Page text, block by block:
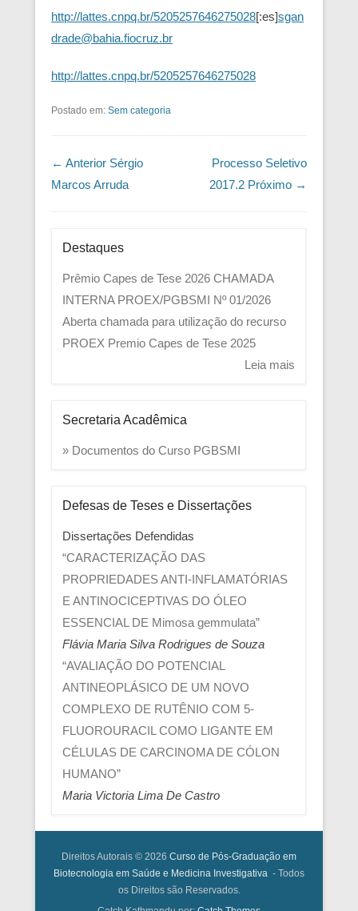
http://lattes.cnpq.br/5205257646275028[:es]sgan
drade@bahia.fiocruz.br
http://lattes.cnpq.br/5205257646275028
Postado em: Sem categoria
Navegação das Postagens
← Anterior Sérgio
Marcos Arruda
Processo Seletivo
2017.2 Próximo →
Destaques
Prêmio Capes de Tese 2026 CHAMADA
INTERNA PROEX/PGBSMI Nº 01/2026
Aberta chamada para utilização do recurso
PROEX Premio Capes de Tese 2025
Leia mais
Secretaria Acadêmica
» Documentos do Curso PGBSMI
Defesas de Teses e Dissertações
Dissertações Defendidas
“CARACTERIZAÇÃO DAS
PROPRIEDADES ANTI-INFLAMATÓRIAS
E ANTINOCICEPTIVAS DO ÓLEO
ESSENCIAL DE Mimosa gemmulata”
Flávia Maria Silva Rodrigues de Souza
“AVALIAÇÃO DO POTENCIAL
ANTINEOPLÁSICO DE UM NOVO
COMPLEXO DE RUTÊNIO COM 5-
FLUOROURACIL COMO LIGANTE EM
CÉLULAS DE CARCINOMA DE CÓLON
HUMANO”
Maria Victoria Lima De Castro
Direitos Autorais © 2026 Curso de Pós-Graduação em
Biotecnologia em Saúde e Medicina Investigativa - Todos
os Direitos são Reservados.